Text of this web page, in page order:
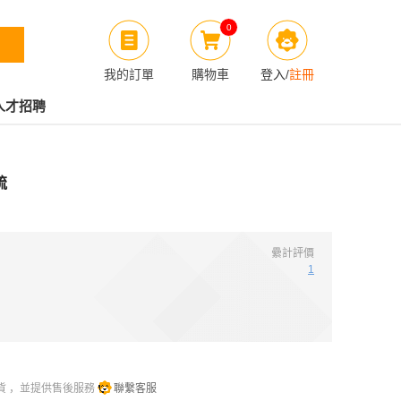
我的訂單
0
購物車 登入/註冊
才招聘
纍計評價
1
，並提供售後服務 聯繫客服